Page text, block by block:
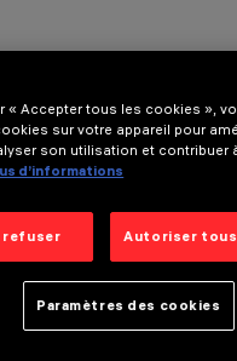
TECHNIQUES
fixe à 5 éléments
installation sur rail à basse
« Accepter tous les cookies »,
sur votre appareil pour
son utilisation et contribuer
d’informations
refuser Autoriser
Paramètres des cookies